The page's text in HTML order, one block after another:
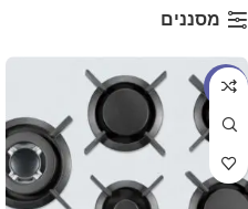
מסננים
מבצע